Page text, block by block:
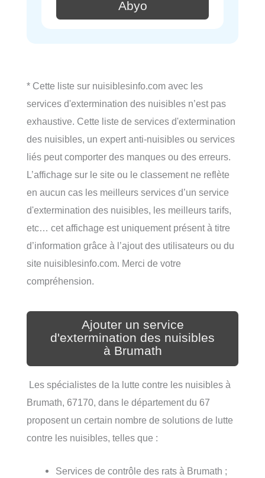
Abyo
* Cette liste sur nuisiblesinfo.com avec les
services d'extermination des nuisibles n’est pas
exhaustive. Cette liste de services d'extermination
des nuisibles, un expert anti-nuisibles ou services
liés peut comporter des manques ou des erreurs.
L’affichage sur le site ou le classement ne reflète
en aucun cas les meilleurs services d’un service
d'extermination des nuisibles, les meilleurs tarifs,
etc… cet affichage est uniquement présent à titre
d’information grâce à l’ajout des utilisateurs ou du
site nuisiblesinfo.com. Merci de votre
compréhension.
Ajouter un service
d'extermination des nuisibles
à Brumath
Les spécialistes de la lutte contre les nuisibles à
Brumath, 67170, dans le département du 67
proposent un certain nombre de solutions de lutte
contre les nuisibles, telles que :
Services de contrôle des rats à Brumath ;